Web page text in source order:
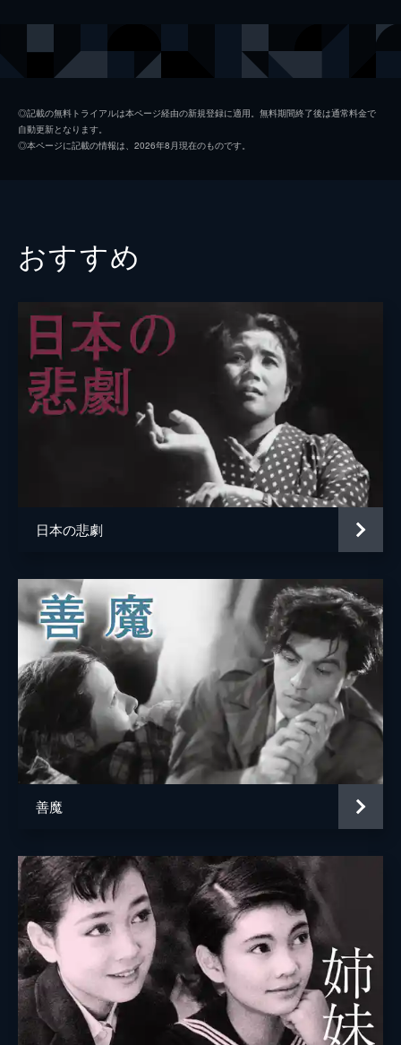
菅原文太
野々村潔
監督 中村登
脚本 久板栄二郎
有吉佐和子
武満徹
白井昌夫
◎記載の無料トライアルは本ページ経由の新規登録に適用。無料期間終了後は通常料金で
自動更新となります。
◎本ページに記載の情報は、2026年8月現在のものです。
おすすめ
日本の悲劇
善魔